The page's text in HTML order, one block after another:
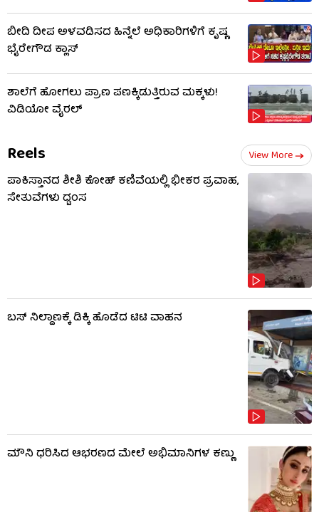
ಬೀದಿ ದೀಪ ಅಳವಡಿಸದ ಹಿನ್ನೆಲೆ ಅಧಿಕಾರಿಗಳಿಗೆ ಕೃಷ್ಣ
ಭೈರೇಗೌಡ ಕ್ಲಾಸ್​​
ಶಾಲೆಗೆ ಹೋಗಲು ಪ್ರಾಣ ಪಣಕ್ಕಿಡುತ್ತಿರುವ ಮಕ್ಕಳು!
ವಿಡಿಯೋ ವೈರಲ್
Reels View More
ಪಾಕಿಸ್ತಾನದ ಶೀಶಿ ಕೋಹ್ ಕಣಿವೆಯಲ್ಲಿ ಭೀಕರ ಪ್ರವಾಹ,
ಸೇತುವೆಗಳು ಧ್ವಂಸ
ಬಸ್​​ ನಿಲ್ದಾಣಕ್ಕೆ ಡಿಕ್ಕಿ ಹೊಡೆದ ಟಿಟಿ ವಾಹನ
ಮೌನಿ ಧರಿಸಿದ ಆಭರಣದ ಮೇಲೆ ಅಭಿಮಾನಿಗಳ ಕಣ್ಣು